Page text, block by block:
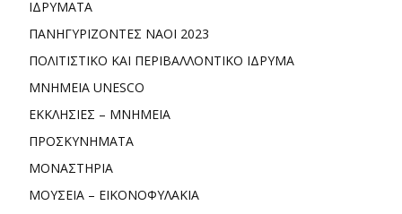
ΙΔΡΥΜΑΤΑ
ΠΑΝΗΓΥΡΙΖΟΝΤΕΣ ΝΑΟΙ 2023
ΠΟΛΙΤΙΣΤΙΚΟ ΚΑΙ ΠΕΡΙΒΑΛΛΟΝΤΙΚΟ ΙΔΡΥΜΑ
ΜΝΗΜΕΙΑ UNESCO
ΕΚΚΛΗΣΙΕΣ – ΜΝΗΜΕΙΑ
ΠΡΟΣΚΥΝΗΜΑΤΑ
ΜΟΝΑΣΤΗΡΙΑ
ΜΟΥΣΕΙΑ – ΕΙΚΟΝΟΦΥΛΑΚΙΑ